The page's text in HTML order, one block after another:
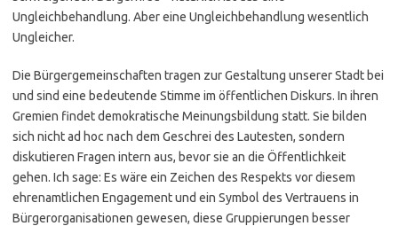
Ungleichbehandlung. Aber eine Ungleichbehandlung wesentlich
Ungleicher.
Die Bürgergemeinschaften tragen zur Gestaltung unserer Stadt bei
und sind eine bedeutende Stimme im öffentlichen Diskurs. In ihren
Gremien findet demokratische Meinungsbildung statt. Sie bilden
sich nicht ad hoc nach dem Geschrei des Lautesten, sondern
diskutieren Fragen intern aus, bevor sie an die Öffentlichkeit
gehen. Ich sage: Es wäre ein Zeichen des Respekts vor diesem
ehrenamtlichen Engagement und ein Symbol des Vertrauens in
Bürgerorganisationen gewesen, diese Gruppierungen besser